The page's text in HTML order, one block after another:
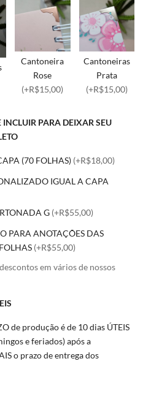
Cantoneira
Rose
(+R$15,00)
Cantoneiras
Prata
(+R$15,00)
PARA DEIXAR SEU
(70 FOLHAS) (+R$18,00)
IGUAL A CAPA
G (+R$55,00)
PARA ANOTAÇÕES DAS
(+R$55,00)
em vários de nossos
de produção é de 10 dias ÚTEIS
e feriados) após a
o prazo de entrega dos